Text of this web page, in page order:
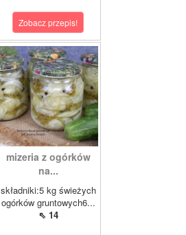
Zobacz przepis!
mizeria z ogórków
na...
składniki:5 kg świeżych
ogórków gruntowych6...
⇖ 14